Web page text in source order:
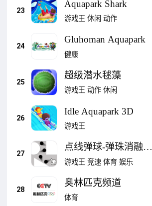
23
Aquapark Shark
游戏王 休闲 动作
24
Gluhoman Aquapark
健康
25
超级潜水毬藻
游戏王 动作 休闲
26
Idle Aquapark 3D
游戏王
27
点线弹球-弹珠消融游
戏
游戏王 竞速 体育 娱乐
28
奥林匹克频道
体育